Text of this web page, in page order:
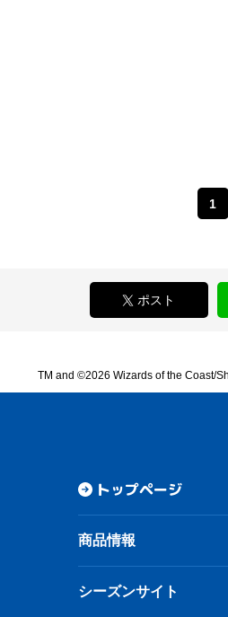
1
ポスト
TM and ©2026 Wizards of the Coast/
トップページ
商品情報
シーズンサイト